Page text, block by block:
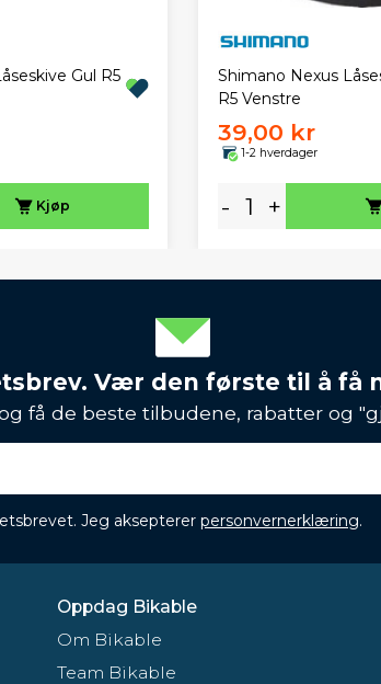
Gul R5
Kjøp
Shimano Nexus
R5 Venstre
39,00 kr
1-2 hverdager
- +
Vær den første til å få
få de beste tilbudene, rabatter og
Jeg aksepterer personvernerklæring.
Oppdag Bikable
Om Bikable
Team Bikable